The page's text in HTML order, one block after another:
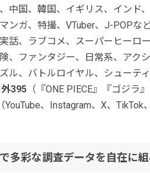
、中国、韓国、イギリス、インド
ンガ、特撮、VTuber、J-POPなど
話、ラブコメ、スーパーヒーロ
、ファンタジー、日常系、アクシ
ル、バトルロイヤル、シューティ
395（『ONE PIECE』『ゴジラ
（YouTube、Instagram、X、TikTok
多彩な調査データを自在に